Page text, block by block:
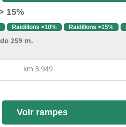
15%
Raidillons >10% Raidillons >15%
259 m.
km 3.949
Voir rampes